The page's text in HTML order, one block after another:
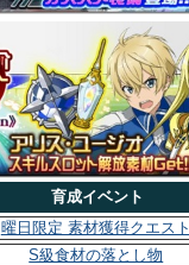
育成イベント
曜日限定 素材獲得クエスト
S級食材の落とし物